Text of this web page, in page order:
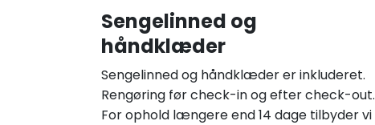
Sengelinned og
håndklæder
Sengelinned og håndklæder er inkluderet.
Rengøring før check-in og efter check-out.
For ophold længere end 14 dage tilbyder vi